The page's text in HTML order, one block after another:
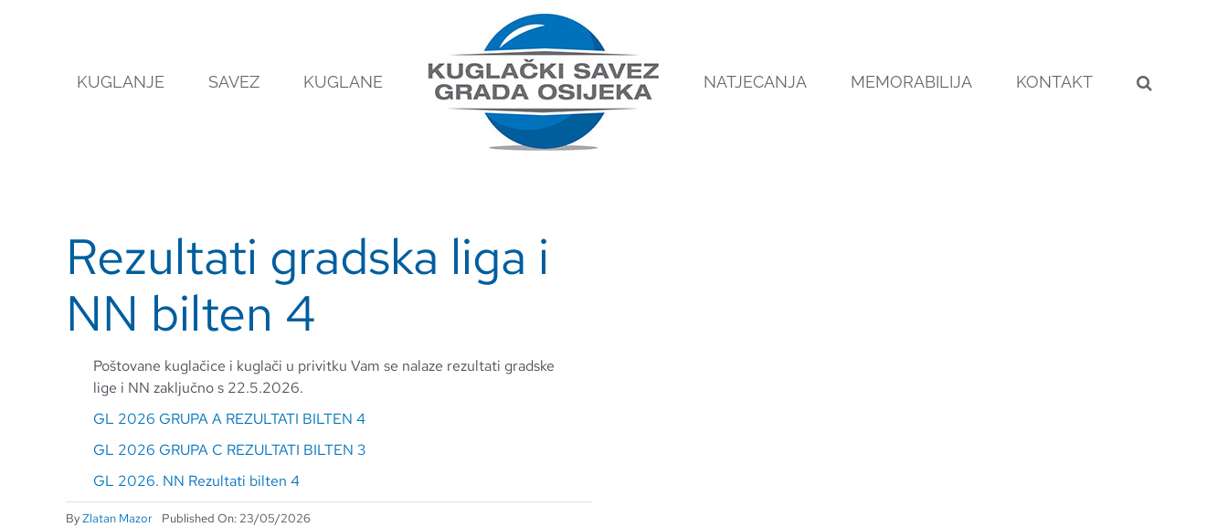
KUGLANJE
SAVEZ KUGLANE NATJECANJA MEMORABILIJA KONTAKT
Rezultati gradska liga i
NN bilten 4
Poštovane kuglačice i kuglači u privitku Vam se nalaze rezultati gradske
lige i NN zaključno s 22.5.2026.
GL 2026 GRUPA A REZULTATI BILTEN 4
GL 2026 GRUPA C REZULTATI BILTEN 3
GL 2026. NN Rezultati bilten 4
ByZlatan Mazor Published On: 23/05/2026